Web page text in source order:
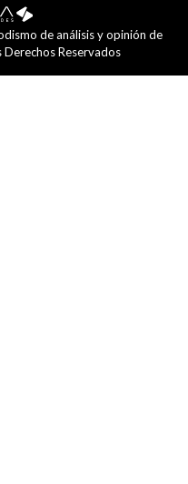
de análisis y opinión de
Derechos Reservados